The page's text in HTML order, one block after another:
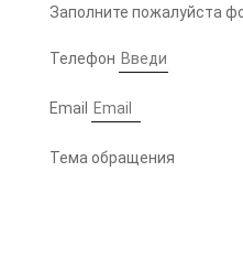
Заполните пожалуйста
Телефон
Email
Тема обращения